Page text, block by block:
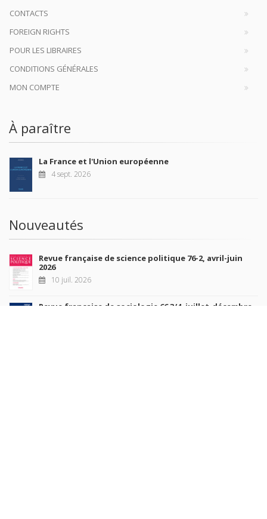
CONTACTS
FOREIGN RIGHTS
POUR LES LIBRAIRES
CONDITIONS GÉNÉRALES
MON COMPTE
À paraître
La France et l'Union européenne
4 sept. 2026
Nouveautés
Revue française de science politique 76-2, avril-juin
2026
10 juil. 2026
Revue française de sociologie 66 3/4, juillet-décembre